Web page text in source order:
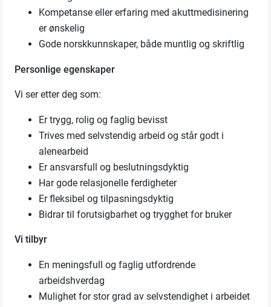
Kompetanse eller erfaring med akuttmedisinering
er ønskelig
Gode norskkunnskaper, både muntlig og skriftlig
Personlige egenskaper
Vi ser etter deg som:
Er trygg, rolig og faglig bevisst
Trives med selvstendig arbeid og står godt i
alenearbeid
Er ansvarsfull og beslutningsdyktig
Har gode relasjonelle ferdigheter
Er fleksibel og tilpasningsdyktig
Bidrar til forutsigbarhet og trygghet for bruker
Vi tilbyr
En meningsfull og faglig utfordrende
arbeidshverdag
Mulighet for stor grad av selvstendighet i arbeidet